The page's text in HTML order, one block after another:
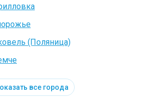
(Поляница)
все города